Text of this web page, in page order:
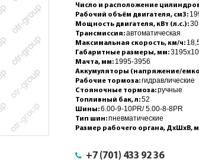
Число и расположение
Рабочий объём двигателя, см3:
Мощность двигателя, кВт (л.с.):
Трансмиссия:автоматическая
Максимальная скорость, км/ч:
Габаритные размеры, мм:
Мачта, мм: 1995-3956
Аккумуляторы (напряжение/
Рабочие тормоза:гидравлические
Стояночные тормоза:ручные
Топливный бак, л:52
Шины:6.00-9-10PR/ 5.00-8-8PR
Тип шин:пневматические
Размер рабочего органа, ДхШхВ,
+7 (701) 433 92 36